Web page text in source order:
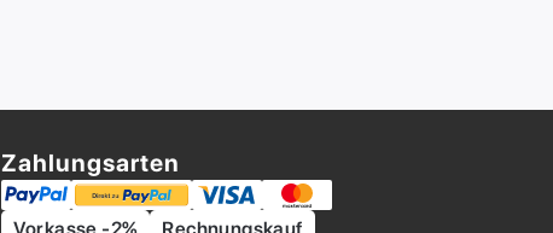
Zahlungsarten